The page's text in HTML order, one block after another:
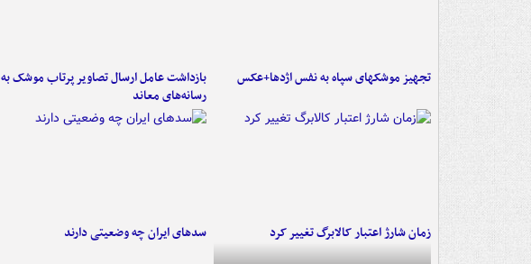
تجهیز موشکهای سپاه به نفس اژدها+عکس
بازداشت عامل ارسال تصاویر پرتاب موشک به
رسانه‌های معاند
زمان شارژ اعتبار کالابرگ تغییر کرد سدهای ایران چه وضعیتی دارند